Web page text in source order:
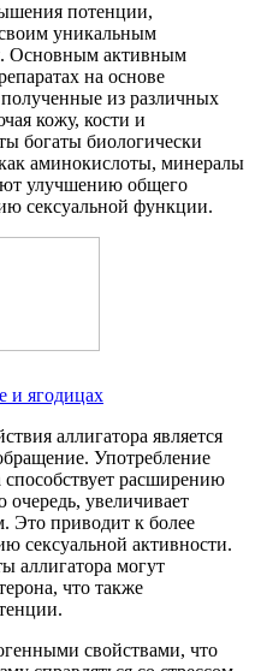
потенции,
уникальным
Основным активным
на основе
полученные из различных
кожу, кости и
богаты биологически
аминокислоты, минералы
улучшению общего
сексуальной функции.
и ягодицах
аллигатора является
Употребление
способствует расширению
очередь, увеличивает
Это приводит к более
сексуальной активности.
аллигатора могут
что также
свойствами, что